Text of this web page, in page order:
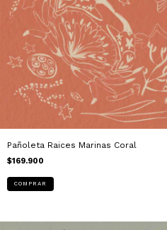
Pañoleta Raices Marinas Coral
$169.900